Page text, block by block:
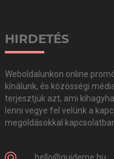
HIRDETÉS
Weboldalunkon online
kínálunk, és közösségi
terjesztjük azt, ami
lenni vegye fel velünk a
megoldásokkal